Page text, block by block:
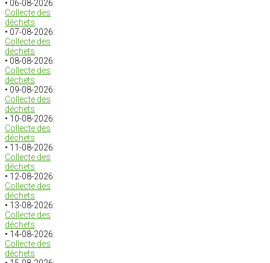
• 06-08-2026:
Collecte des
déchets
• 07-08-2026:
Collecte des
déchets
• 08-08-2026:
Collecte des
déchets
• 09-08-2026:
Collecte des
déchets
• 10-08-2026:
Collecte des
déchets
• 11-08-2026:
Collecte des
déchets
• 12-08-2026:
Collecte des
déchets
• 13-08-2026:
Collecte des
déchets
• 14-08-2026:
Collecte des
déchets